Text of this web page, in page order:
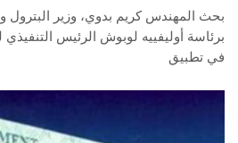
برئاسة أوليفييه لوبوش الرئيس
في تطبيق